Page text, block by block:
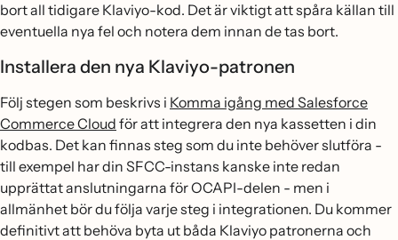
bort all tidigare Klaviyo-kod. Det är viktigt att spåra källan till
eventuella nya fel och notera dem innan de tas bort.
Installera den nya Klaviyo-patronen
Följ stegen som beskrivs i Komma igång med Salesforce
Commerce Cloud för att integrera den nya kassetten i din
kodbas. Det kan finnas steg som du inte behöver slutföra -
till exempel har din SFCC-instans kanske inte redan
upprättat anslutningarna för OCAPI-delen - men i
allmänhet bör du följa varje steg i integrationen. Du kommer
definitivt att behöva byta ut båda Klaviyo patronerna och